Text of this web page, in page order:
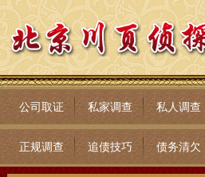
公司取证 私家调查 私人调查
正规调查 追债技巧 债务清欠